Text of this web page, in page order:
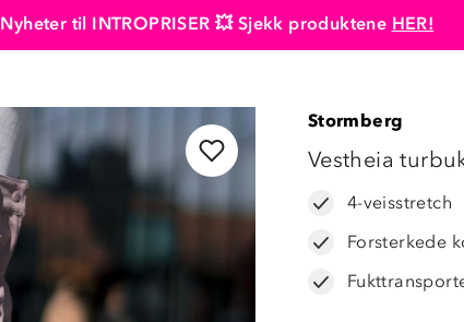
Nyheter til INTROPRISER 💥 Sjekk produktene HER!
Stormberg
Vestheia
4-veisstretch
Forsterkede